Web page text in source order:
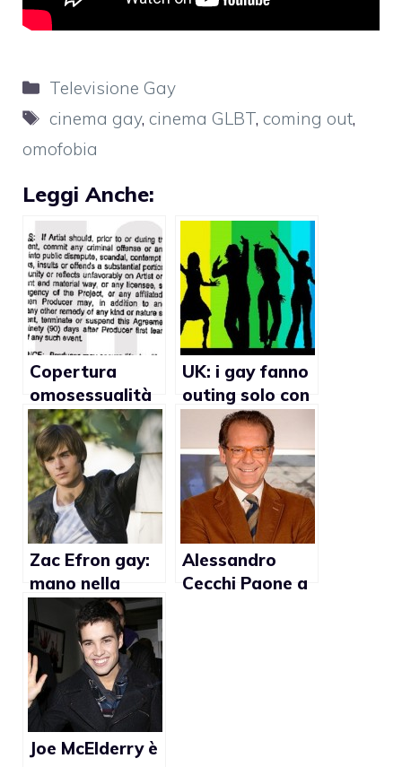
Categorie
Televisione Gay
Tag
cinema gay, cinema GLBT, coming out,
omofobia
Leggi Anche:
Copertura
omosessualità
ad Hollywood
per contratto:
ecco come
UK: i gay fanno
outing solo con
gli amici
Zac Efron gay:
mano nella
mano con un
ragazzo
secondo il
National
Enquirer
Alessandro
Cecchi Paone a
Joe McElderry è